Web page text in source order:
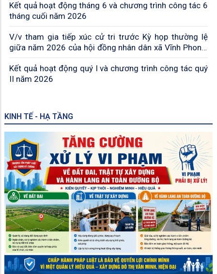
Kết quả hoạt động tháng 6 và chương trình công tác 6
tháng cuối năm 2026
V/v tham gia tiếp xúc cử tri trước Kỳ họp thường lệ
giữa năm 2026 của hội đồng nhân dân xã Vĩnh Phong,
khoá XIII, nhiệm kỳ 2026-2031
Kết quả hoạt động quý I và chương trình công tác quý
II năm 2026
KINH TẾ - HẠ TẦNG